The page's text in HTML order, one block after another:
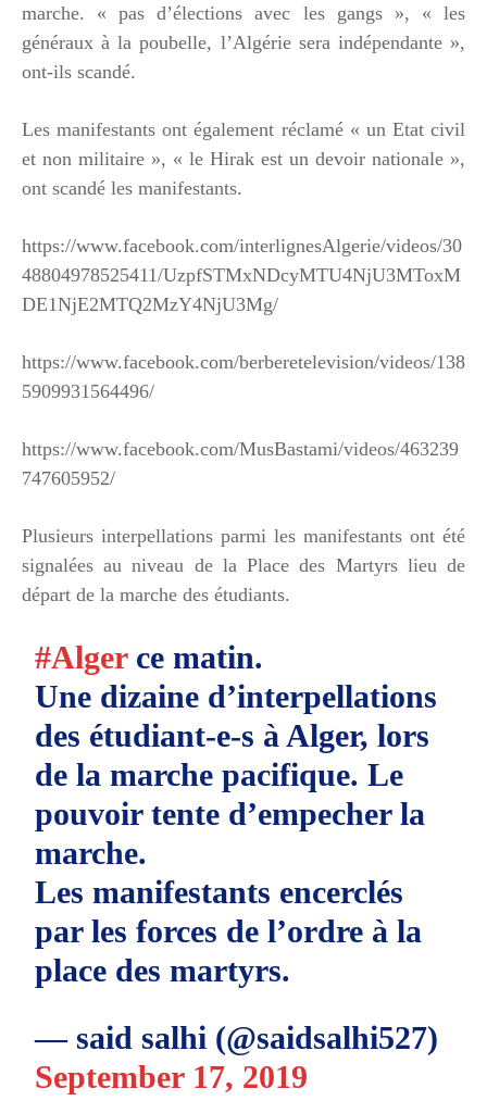
marche. « pas d’élections avec les gangs », « les
généraux à la poubelle, l’Algérie sera indépendante »,
ont-ils scandé.
Les manifestants ont également réclamé « un Etat civil
et non militaire », « le Hirak est un devoir nationale »,
ont scandé les manifestants.
https://www.facebook.com/interlignesAlgerie/videos/30
48804978525411/UzpfSTMxNDcyMTU4NjU3MToxM
DE1NjE2MTQ2MzY4NjU3Mg/
https://www.facebook.com/berberetelevision/videos/138
5909931564496/
https://www.facebook.com/MusBastami/videos/463239
747605952/
Plusieurs interpellations parmi les manifestants ont été
signalées au niveau de la Place des Martyrs lieu de
départ de la marche des étudiants.
#Algerce matin.
Une dizaine d’interpellations
des étudiant-e-s à Alger, lors
de la marche pacifique. Le
pouvoir tente d’empecher la
marche.
Les manifestants encerclés
par les forces de l’ordre à la
place des martyrs.
— said salhi (@saidsalhi527)
September 17, 2019